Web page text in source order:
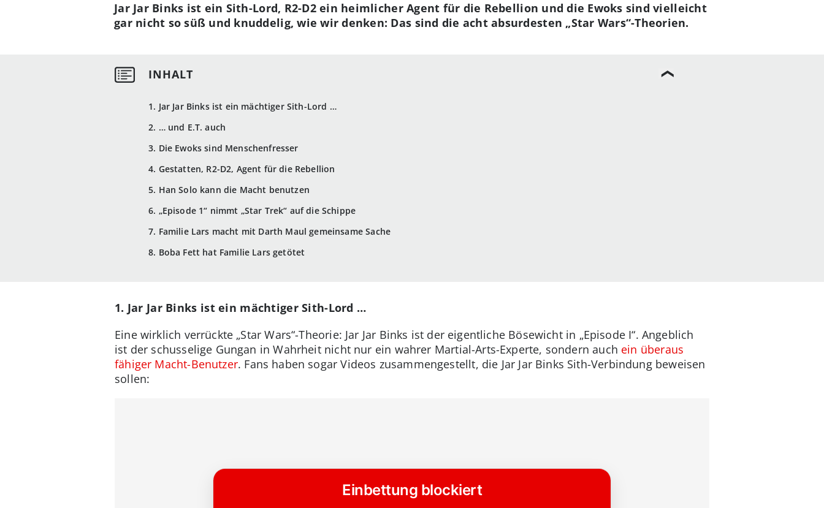
1. Jar Jar Binks ist ein mächtiger Sith-Lord …
2. … und E.T. auch
3. Die Ewoks sind Menschenfresser
4. Gestatten, R2-D2, Agent für die Rebellion
5. Han Solo kann die Macht benutzen
6. „Episode 1“ nimmt „Star Trek“ auf die Schippe
7. Familie Lars macht mit Darth Maul gemeinsame Sache
8. Boba Fett hat Familie Lars getötet
Jar Jar Binks ist ein Sith-Lord, R2-D2 ein heimlicher Agent für die Rebellion und die Ewoks sind vielleicht
gar nicht so süß und knuddelig, wie wir denken: Das sind die acht absurdesten „Star Wars“-Theorien.
1. Jar Jar Binks ist ein mächtiger Sith-Lord …
Eine wirklich verrückte „Star Wars“-Theorie: Jar Jar Binks ist der eigentliche Bösewicht in „Episode I“. Angeblich
ist der schusselige Gungan in Wahrheit nicht nur ein wahrer Martial-Arts-Experte, sondern auch ein überaus
fähiger Macht-Benutzer. Fans haben sogar Videos zusammengestellt, die Jar Jar Binks Sith-Verbindung beweisen
sollen: